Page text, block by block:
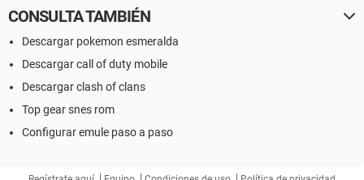
CONSULTA TAMBIÉN
Descargar pokemon esmeralda
Descargar call of duty mobile
Descargar clash of clans
Top gear snes rom
Configurar emule paso a paso